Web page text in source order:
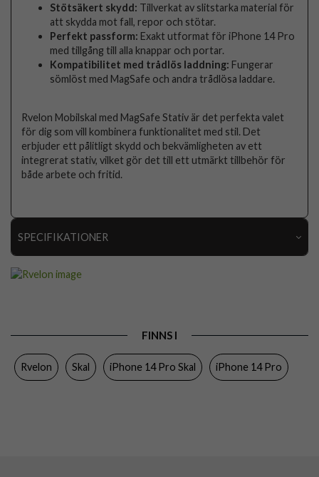
Stötsäkert skydd: Tillverkat av slitstarka material för
att skydda mot fall, repor och stötar.
Perfekt passform: Exakt utformat för iPhone 14 Pro
med tillgång till alla knappar och portar.
Kompatibilitet med trådlös laddning: Fungerar
sömlöst med MagSafe och andra trådlösa laddare.
Rvelon Mobilskal med MagSafe Stativ är det perfekta valet
för dig som vill kombinera funktionalitet med stil. Det
erbjuder ett pålitligt skydd och bekvämligheten av ett
integrerat stativ, vilket gör det till ett utmärkt tillbehör för
både arbete och fritid.
SPECIFIKATIONER
MagSafe-kompatibel, Stöttålig
Färg Lila
FINNS I
Rvelon Skal iPhone 14 Pro Skal iPhone 14 Pro